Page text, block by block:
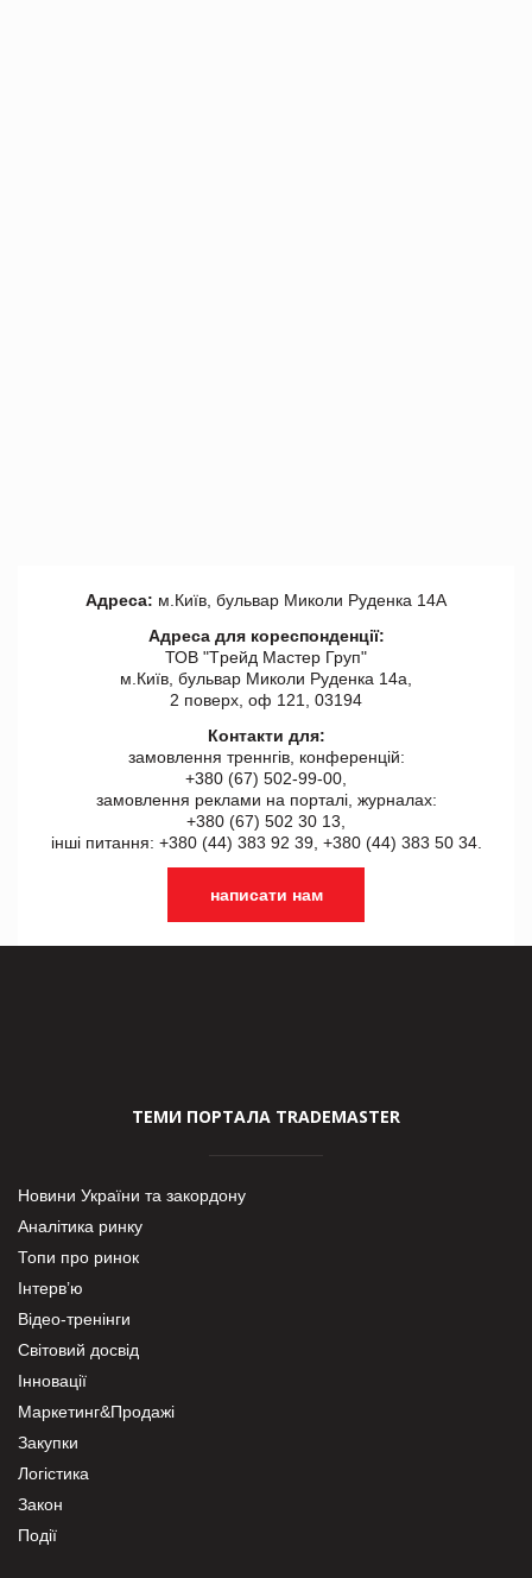
Адреса: м.Київ, бульвар Миколи Руденка 14А
Адреса для кореспонденції:
ТОВ "Tрейд Мастер Груп"
м.Київ, бульвар Миколи Руденка 14а,
2 поверх, оф 121, 03194
Контакти для:
замовлення треннгів, конференцій:
+380 (67) 502-99-00,
замовлення реклами на порталі, журналах:
+380 (67) 502 30 13,
інші питання: +380 (44) 383 92 39, +380 (44) 383 50 34.
написати нам
ТЕМИ ПОРТАЛА TRADEMASTER
Новини України та закордону
Аналітика ринку
Топи про ринок
Інтерв’ю
Відео-тренінги
Світовий досвід
Інновації
Маркетинг&Продажі
Закупки
Логістика
Закон
Події